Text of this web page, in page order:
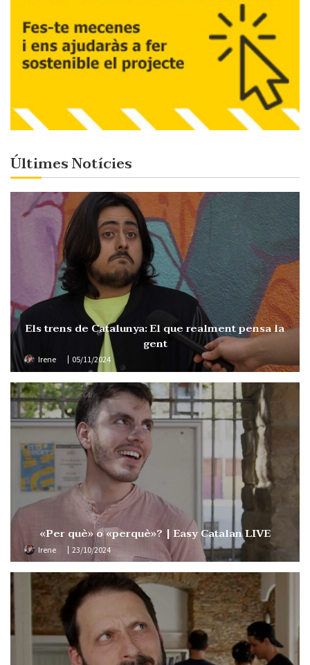
Últimes Notícies
Els trens de Catalunya: El que realment pensa la
gent
Irene 05/11/2024
«Per què» o «perquè»? | Easy Catalan LIVE
Irene 23/10/2024